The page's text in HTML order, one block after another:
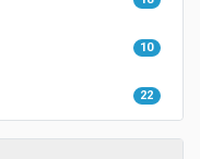
10
22